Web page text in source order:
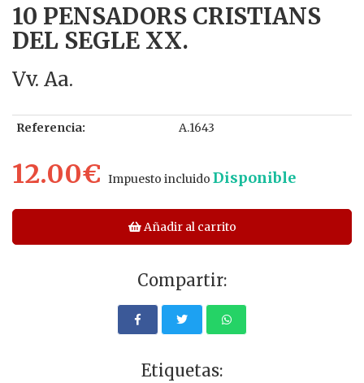
10 PENSADORS CRISTIANS
DEL SEGLE XX.
Vv. Aa.
Referencia: A.1643
12.00€ Impuesto incluido Disponible
Añadir al carrito
Compartir:
Etiquetas: